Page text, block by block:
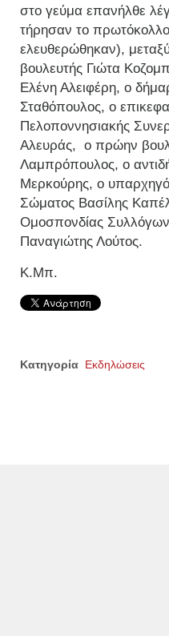
στο γεύμα επανήλθε
τήρησαν το πρωτόκολλο
ελευθερώθηκαν),
βουλευτής Γιώτα
Ελένη Αλειφέρη, ο
Σταθόπουλος, ο
Πελοποννησιακής
Αλευράς, ο πρώην
Λαμπρόπουλος, ο
Μερκούρης, ο
Σώματος Βασίλης
Ομοσπονδίας
Παναγιώτης Λούτος.
Κ.Μπ.
Κατηγορία Εκδηλώσεις